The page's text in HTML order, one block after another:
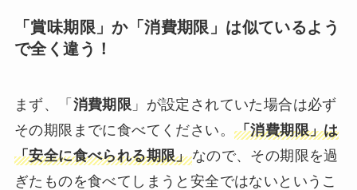
「賞味期限」か「消費期限」は似ているよう
で全く違う！
まず、「 消費期限 」が設定されていた場合は必ず
その期限までに食べてください。 「消費期限」は
「安全に食べられる期限」なので、その期限を過
ぎたものを食べてしまうと安全ではないというこ